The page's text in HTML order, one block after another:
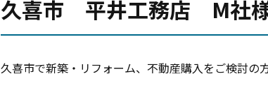
久喜市 平井工務店 M社
久喜市で新築・リフォーム、不動産購入をご検討